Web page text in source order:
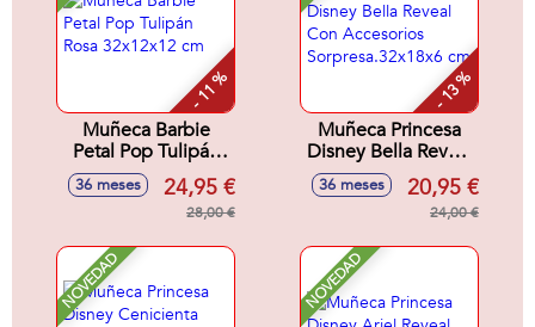
- 11 %
Muñeca Barbie
Petal Pop Tulipán
Rosa 32x12x12 cm
36 meses 24,95 €
28,00 €
- 13 %
Muñeca Princesa
Disney Bella Reveal
Con Accesorios
Sorpresa.32x18x6
36 meses 20,95 €
24,00 €
NOVEDAD NOVEDAD